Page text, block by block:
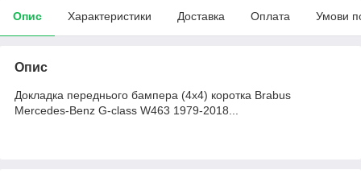
Опис Характеристики Доставка Оплата Умови
Опис
Докладка переднього бампера (4x4) коротка Brabus
Mercedes-Benz G-class W463 1979-2018...